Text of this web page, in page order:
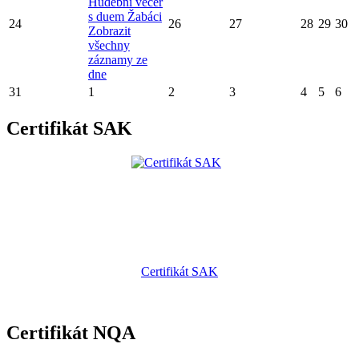
24
s duem Žabáci
Zobrazit
všechny
záznamy ze
dne
26 27 28 29 30
31 1 2 3 4 5 6
Certifikát SAK
Certifikát SAK
Certifikát NQA